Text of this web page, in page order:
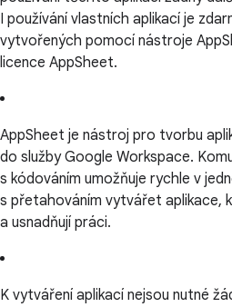
I používání vlastních aplikací je
vytvořených pomocí nástroje
licence AppSheet.
AppSheet je nástroj pro tvorbu
do služby Google Workspace.
s kódováním umožňuje rychle v
s přetahováním vytvářet aplikace,
a usnadňují práci.
K vytváření aplikací nejsou nutné